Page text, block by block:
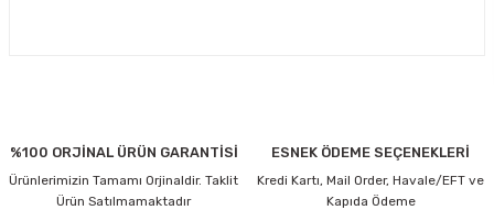
%100 ORJİNAL ÜRÜN GARANTİSİ
Ürünlerimizin Tamamı Orjinaldir. Taklit
Ürün Satılmamaktadır
ESNEK ÖDEME SEÇENEKLERİ
Kredi Kartı, Mail Order, Havale/EFT ve
Kapıda Ödeme